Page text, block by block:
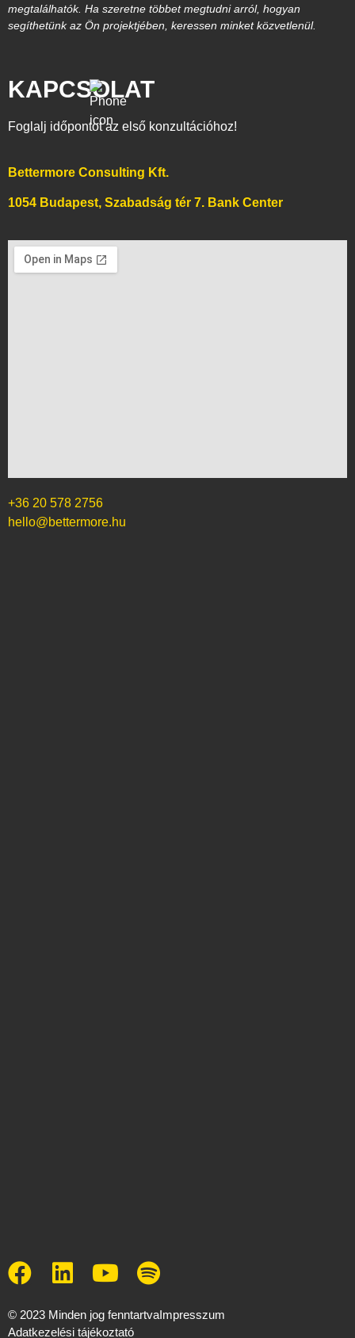
megtalálhatók. Ha szeretne többet megtudni arról, hogyan
segíthetünk az Ön projektjében, keressen minket közvetlenül.
KAPCSOLAT
Foglalj időpontot az első konzultációhoz!
Bettermore Consulting Kft.
1054 Budapest, Szabadság tér 7. Bank Center
+36 20 578 2756
hello@bettermore.hu
© 2023 Minden jog fenntartvaImpresszum
Adatkezelési tájékoztató